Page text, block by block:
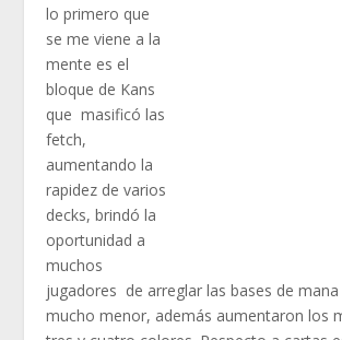
lo primero que
se me viene a la
mente es el
bloque de Kans
que masificó las
fetch,
aumentando la
rapidez de varios
decks, brindó la
oportunidad a
muchos
jugadores de arreglar las bases de
mucho menor, además aumentaron los